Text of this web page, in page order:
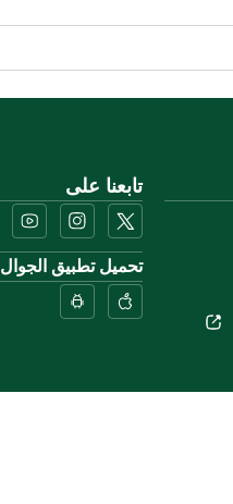
تابعنا على
تحميل تطبيق الجوال